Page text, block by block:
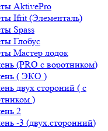
AktivePro
Ifrit (Элементаль)
Spass
Глобус
Мастер лодок
(PRO c воротником)
( ЭКО )
двух стороний ( с
)
2
-3 (двух.сторонний)